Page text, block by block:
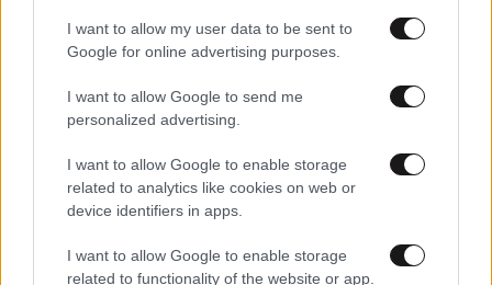
I want to allow my user data to be sent to
Google for online advertising purposes.
I want to allow Google to send me
personalized advertising.
I want to allow Google to enable storage
related to analytics like cookies on web or
device identifiers in apps.
I want to allow Google to enable storage
related to functionality of the website or app.
ΠΡΟΣΘΕΣΤΕ ΤΟ ΣΧΟΛΙΟ ΣΑΣ